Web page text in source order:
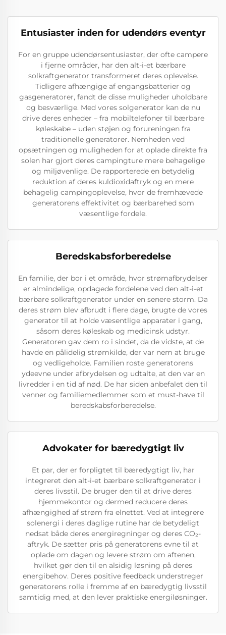
Entusiaster inden for udendørs eventyr
For en gruppe udendørsentusiaster, der ofte campere
i fjerne områder, har den alt-i-et bærbare
solkraftgenerator transformeret deres oplevelse.
Tidligere afhængige af engangsbatterier og
gasgeneratorer, fandt de disse muligheder uholdbare
og besværlige. Med vores solgenerator kan de nu
drive deres enheder – fra mobiltelefoner til bærbare
køleskabe – uden støjen og forureningen fra
traditionelle generatorer. Nemheden ved
opsætningen og muligheden for at oplade direkte fra
solen har gjort deres campingture mere behagelige
og miljøvenlige. De rapporterede en betydelig
reduktion af deres kuldioxidaftryk og en mere
behagelig campingoplevelse, hvor de fremhævede
generatorens effektivitet og bærbarehed som
væsentlige fordele.
Beredskabsforberedelse
En familie, der bor i et område, hvor strømafbrydelser
er almindelige, opdagede fordelene ved den alt-i-et
bærbare solkraftgenerator under en senere storm. Da
deres strøm blev afbrudt i flere dage, brugte de vores
generator til at holde væsentlige apparater i gang,
såsom deres køleskab og medicinsk udstyr.
Generatoren gav dem ro i sindet, da de vidste, at de
havde en pålidelig strømkilde, der var nem at bruge
og vedligeholde. Familien roste generatorens
ydeevne under afbrydelsen og udtalte, at den var en
livredder i en tid af nød. De har siden anbefalet den til
venner og familiemedlemmer som et must-have til
beredskabsforberedelse.
Advokater for bæredygtigt liv
Et par, der er forpligtet til bæredygtigt liv, har
integreret den alt-i-et bærbare solkraftgenerator i
deres livsstil. De bruger den til at drive deres
hjemmekontor og dermed reducere deres
afhængighed af strøm fra elnettet. Ved at integrere
solenergi i deres daglige rutine har de betydeligt
nedsat både deres energiregninger og deres CO₂-
aftryk. De sætter pris på generatorens evne til at
oplade om dagen og levere strøm om aftenen,
hvilket gør den til en alsidig løsning på deres
energibehov. Deres positive feedback understreger
generatorens rolle i fremme af en bæredygtig livsstil
samtidig med, at den lever praktiske energiløsninger.